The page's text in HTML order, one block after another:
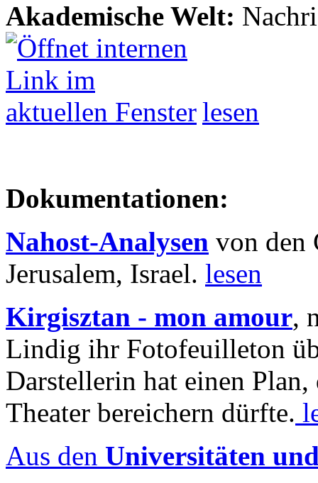
Akademische Welt:
lesen
Dokumentationen:
Nahost-Analysen von den
Jerusalem, Israel. lesen
Kirgisztan - mon amour,
Lindig ihr Fotofeuilleton
Darstellerin hat einen Plan,
Theater bereichern dürfte.
Aus den Universitäten